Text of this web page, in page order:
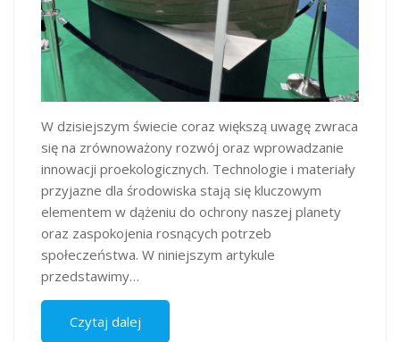
W dzisiejszym świecie coraz większą uwagę zwraca
się na zrównoważony rozwój oraz wprowadzanie
innowacji proekologicznych. Technologie i materiały
przyjazne dla środowiska stają się kluczowym
elementem w dążeniu do ochrony naszej planety
oraz zaspokojenia rosnących potrzeb
społeczeństwa. W niniejszym artykule
przedstawimy…
Czytaj dalej